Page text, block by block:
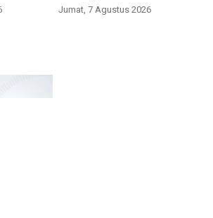
Jumat, 7 Agustus 2026